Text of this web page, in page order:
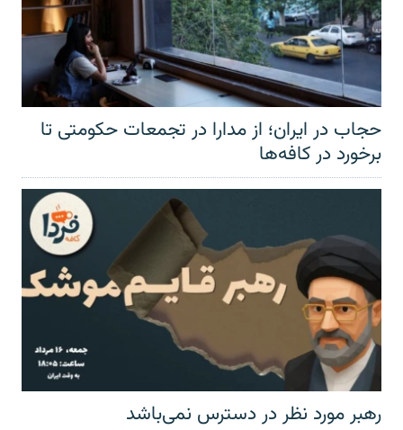
حجاب در ایران؛ از مدارا در تجمعات حکومتی تا
برخورد در کافه‌ها
رهبر مورد نظر در دسترس نمی‌باشد